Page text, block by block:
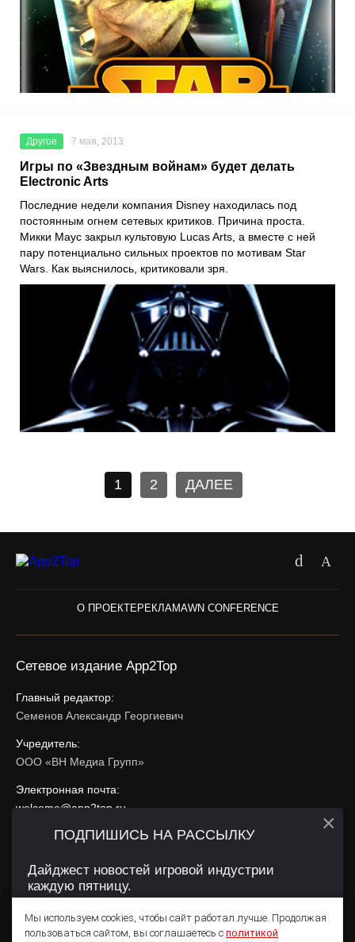
Другое 7 мая, 2013
Игры по «Звездным войнам» будет делать
Electronic Arts
Последние недели компания Disney находилась под
постоянным огнем сетевых критиков. Причина проста.
Микки Маус закрыл культовую Lucas Arts, а вместе с ней
пару потенциально сильных проектов по мотивам Star
Wars. Как выяснилось, критиковали зря.
1 2 ДАЛЕЕ
О ПРОЕКТЕРЕКЛАМАWN CONFERENCE
Сетевое издание App2Top
Главный редактор:
Семенов Александр Георгиевич
Учредитель:
ООО «ВН Медиа Групп»
Электронная почта:
welcome@app2top.ru
При использовании материалов активная ссылка на
Сайт использует IP адреса, cookie, данные геолокации
использования содержатся вПолитике конфиденциальностии
Пользовательском соглашении .
Мы используем cookies, чтобы сайт работал лучше. Продолжая
пользоваться сайтом, вы соглашаетесь с политикой
ПОДПИШИСЬ НА РАССЫЛКУ
Дайджест новостей игровой индустрии
каждую пятницу.
×